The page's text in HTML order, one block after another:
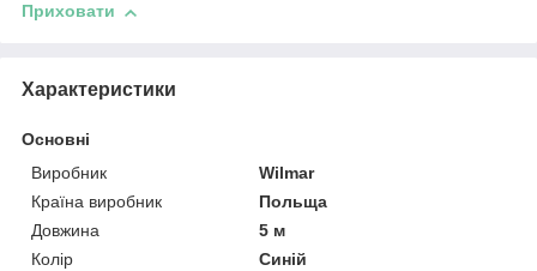
Приховати
Характеристики
Основні
Виробник
Wilmar
Країна виробник
Польща
Довжина
5 м
Колір
Синій